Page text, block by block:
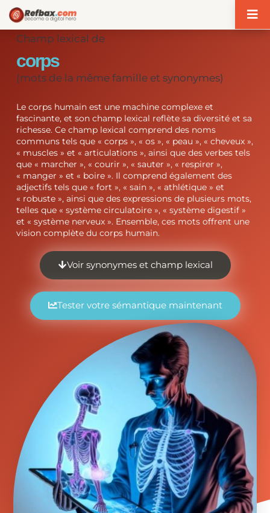
Champ lexical de
corps
(mots de la même famille et synonymes)
Le corps humain est une machine complexe et
fascinante, et son champ lexical reflète sa diversité et sa
richesse. Ce champ lexical comprend des noms
communs tels que « corps », « os », « peau », « cheveux »,
« muscles » et « articulations », ainsi que des verbes tels
que « marcher », « courir », « sauter », « respirer »,
« manger » et « boire ». Il comprend également des
adjectifs tels que « fort », « sain », « athlétique » et
« robuste », ainsi que des expressions de plusieurs mots,
telles que « système circulatoire », « système digestif »
et « système nerveux ». Ensemble, ces mots offrent une
vision complète du corps humain.
Voir synonymes et champ lexical
Tester votre sémantique maintenant
Panneau de gestion des cookies